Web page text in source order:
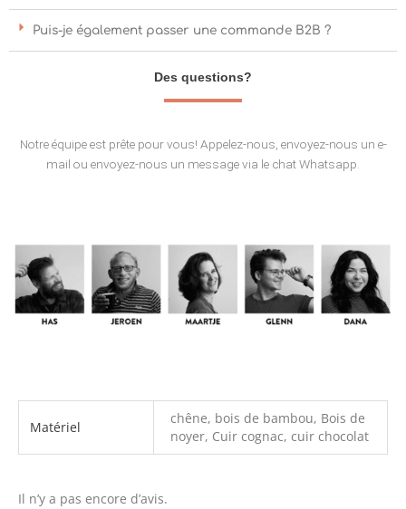
Puis-je également passer une commande B2B ?
Des questions?
Notre équipe est prête pour vous! Appelez-nous, envoyez-nous un e-
mail ou envoyez-nous un message via le chat Whatsapp.
Matériel
chêne, bois de bambou, Bois de
noyer, Cuir cognac, cuir chocolat
Il n’y a pas encore d’avis.